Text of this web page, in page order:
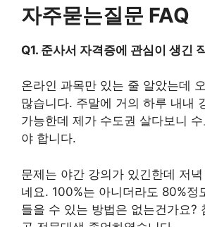
자주묻는질문 FAQ
Q1. 준사서 자격증에 관심이 생긴
온라인 과목만 있는 줄 알았는데
많습니다. 주말에 거의 하루 내내
가능한데 제가 수도권 살다보니
야 합니다.
문제는 야간 강의가 있긴한데 저
네요. 100%는 아니더라도 80%정
들을 수 있는 방법은 없는건가요?